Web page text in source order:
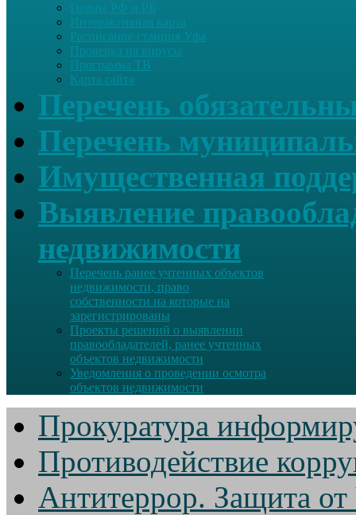
Гимны РФ и РБ
Интерактивная карта
Расписание станция Уфа
Проверка на вирусы
Программа ТВ
Карта сайта
Перечень
Перечень
Имущественная
Выявление
недвижимости
Перечень ранее учтенных объектов
недвижимости, право
собственности на которые на
зарегистрированы
Проекты решений о выявлении
правообладателей, ранее учтенных
объектов недвижимости
Уведомления о проведении осмотра
объектов недвижимости
Прокуратура
Противодействие
Антитеррор. Защита